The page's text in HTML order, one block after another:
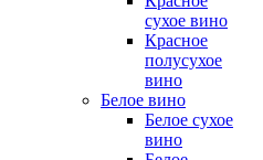
сухое вино
Красное
полусухое
вино
Белое вино
Белое сухое
вино